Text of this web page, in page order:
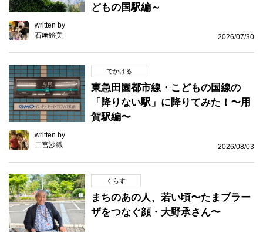
どもの国駅編～
written by
石﨑絵美
2026/07/30
でかける
東急田園都市線・こどもの国線の
「降りない駅」に降りてみた！〜用
賀駅編〜
written by
二宮沙織
2026/08/03
くらす
まちのあの人、若い頃〜たまプラー
ザをつなぐ顔・大野承さん〜